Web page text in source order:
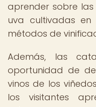
aprender sobre
uva cultivadas
métodos de
Además, las
oportunidad de
vinos de los
los visitantes